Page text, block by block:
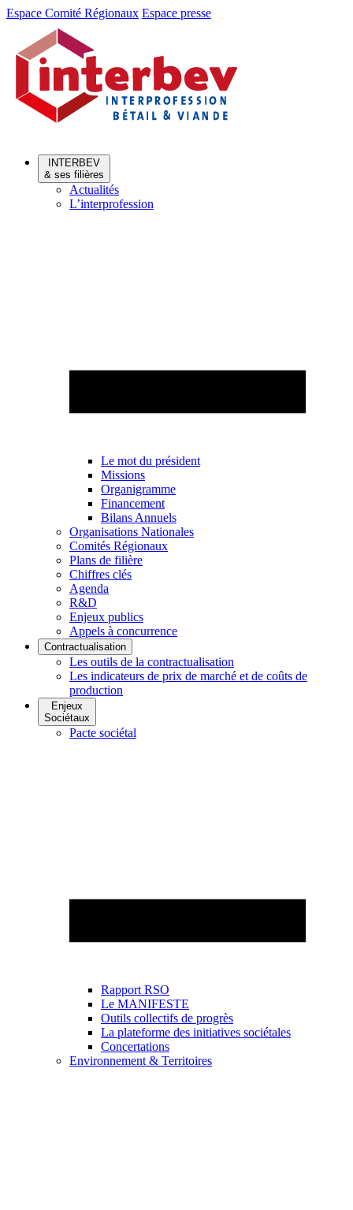
Aller
Aller
contenu
Espace Comité Régionaux Espace presse
INTERBEV
& ses filières
Actualités
L’interprofession
Le mot du président
Missions
Organigramme
Financement
Bilans Annuels
Organisations Nationales
Comités Régionaux
Plans de filière
Chiffres clés
Agenda
R&D
Enjeux publics
Appels à concurrence
Contractualisation
Les outils de la contractualisation
Les indicateurs de prix de marché et de coûts de
production
Enjeux
Sociétaux
Pacte sociétal
Rapport RSO
Le MANIFESTE
Outils collectifs de progrès
La plateforme des initiatives sociétales
Concertations
Environnement & Territoires